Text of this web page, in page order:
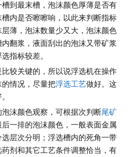
到最末槽，泡沫颜色厚薄是否有
内是否嚓嚓响，以此来判断指标
薄，泡沫数量少又大，泡沫颜色
翻浆，液面刮出的泡沫又带矿浆
指标较差。
较关键的，所以说浮选机在操作
情况，尽量把浮选工艺做好。这
沫颜色观察，可根据次判断尾矿
一排的泡沫颜色，一般表面金属
层次分明；浮选槽内的死角一带
剂和其它工艺条件调整恰当，有